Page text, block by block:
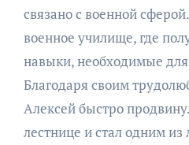
связано с военной
военное училище, где
навыки, необходимые
Благодаря своим
Алексей быстро
лестнице и стал одним из